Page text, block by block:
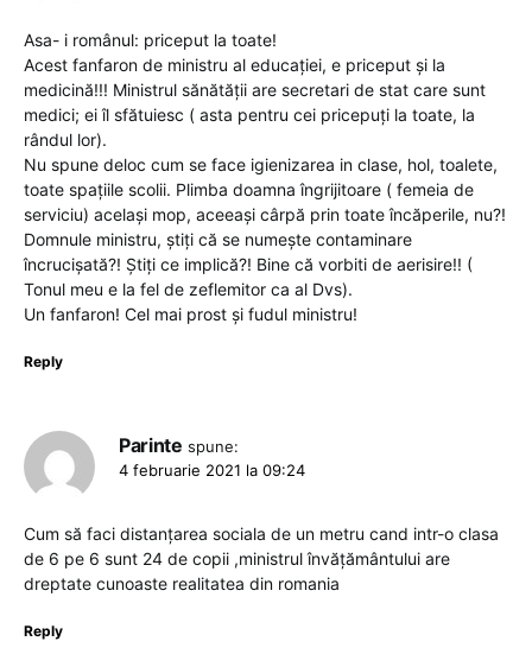
Asa- i românul: priceput la toate!
Acest fanfaron de ministru al educației, e priceput și la
medicină!!! Ministrul sănătății are secretari de stat care sunt
medici; ei îl sfătuiesc ( asta pentru cei pricepuți la toate, la
rândul lor).
Nu spune deloc cum se face igienizarea in clase, hol, toalete,
toate spațiile scolii. Plimba doamna îngrijitoare ( femeia de
serviciu) același mop, aceeași cârpă prin toate încăperile, nu?!
Domnule ministru, știți că se numește contaminare
încrucișată?! Știți ce implică?! Bine că vorbiti de aerisire!! (
Tonul meu e la fel de zeflemitor ca al Dvs).
Un fanfaron! Cel mai prost și fudul ministru!
Reply
Parinte spune:
4 februarie 2021 la 09:24
Cum să faci distanțarea sociala de un metru cand intr-o clasa
de 6 pe 6 sunt 24 de copii ,ministrul învățământului are
dreptate cunoaste realitatea din romania
Reply